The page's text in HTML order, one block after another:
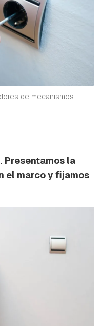
de mecanismos
Presentamos la
el marco y fijamos